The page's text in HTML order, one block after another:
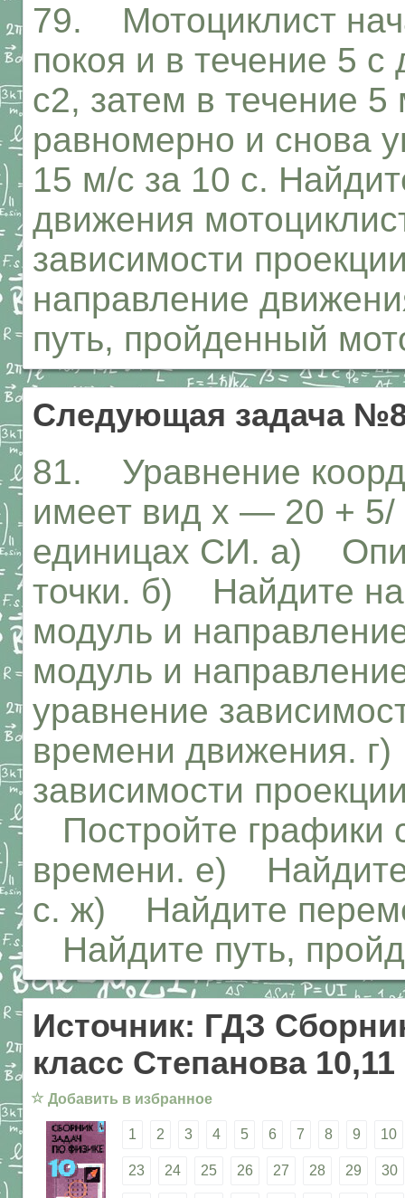
79. Мотоциклист
покоя и в течение 5
с2, затем в течение 5
равномерно и снова
15 м/с за 10 с.
движения
зависимости
направление
путь, пройденный
Следующая задача
81. Уравнение
имеет вид х — 20 +
единицах СИ. а)
точки. б) Найдите
модуль и
модуль и
уравнение
времени движения.
зависимости
Постройте графики
времени. е) Найдите
с. ж) Найдите
Найдите путь,
Источник: ГДЗ
класс Степанова 10,11
☆ Добавить в избранное
1 2 3 4 5 6 7 8 9 10
23 24 25 26 27 28 29 30